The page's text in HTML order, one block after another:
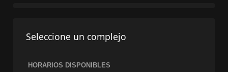
Seleccione un complejo
HORARIOS DISPONIBLES